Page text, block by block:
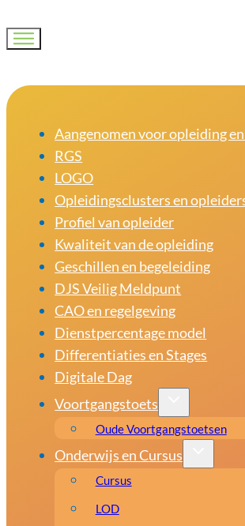
Aangenomen voor opleiding en
RGS
LOGO
Opleidingsclusters en
Profiel van opleider
Kwaliteit van de opleiding
Geschillen en begeleiding
DJS Veilig Meldpunt
CAO en regelgeving
Dienstpercentage model
Differentiaties en Stages
Digitale Dag
Voortgangstoets
Oude Voortgangstoetsen
Onderwijs en Cursus
Cursus
LOD